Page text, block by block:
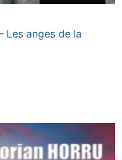
Les anges de la